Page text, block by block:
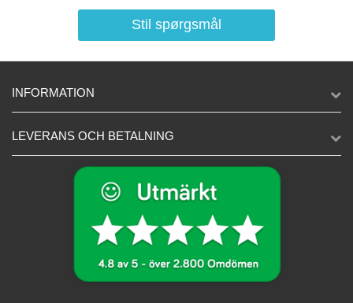
Stil spørgsmål
INFORMATION
LEVERANS OCH BETALNING